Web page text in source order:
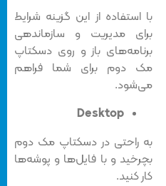
با استفاده از این گزینه شرایط
برای مدیریت و سازماندهی
برنامه‌های باز و روی دسکتاپ
مک دوم برای شما فراهم
می‌شود.
Desktop
به راحتی در دسکتاپ مک دوم
بچرخید و با فایل‌ها و پوشه‌ها
کار کنید.